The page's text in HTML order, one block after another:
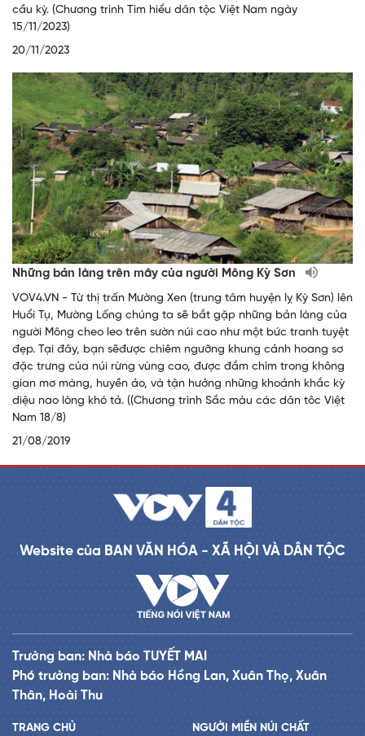
cầu kỳ. (Chương trình Tìm hiểu dân tộc Việt Nam ngày
15/11/2023)
20/11/2023
Những bản làng trên mây của người Mông Kỳ Sơn
VOV4.VN - Từ thị trấn Mường Xen (trung tâm huyện lỵ Kỳ Sơn) lên
Huổi Tụ, Mường Lống chúng ta sẽ bắt gặp những bản làng của
người Mông cheo leo trên sườn núi cao như một bức tranh tuyệt
đẹp. Tại đây, bạn sẽđược chiêm ngưỡng khung cảnh hoang sơ
đặc trưng của núi rừng vùng cao, được đắm chìm trong không
gian mơ màng, huyền ảo, và tận hưởng những khoảnh khắc kỳ
diệu nao lòng khó tả. ((Chương trình Sắc màu các dân tôc Việt
Nam 18/8)
21/08/2019
Website của BAN VĂN HÓA - XÃ HỘI VÀ DÂN TỘC
Trưởng ban: Nhà báo TUYẾT MAI
Phó trưởng ban: Nhà báo Hồng Lan, Xuân Thọ, Xuân
Thân, Hoài Thu
TRANG CHỦ NGƯỜI MIỀN NÚI CHẤT